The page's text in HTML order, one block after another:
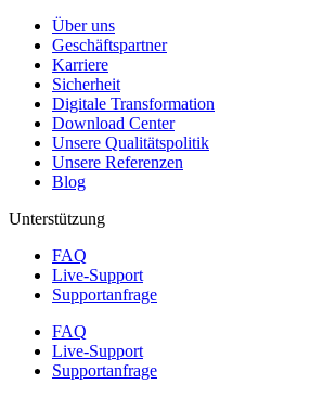
Über uns
Geschäftspartner
Karriere
Sicherheit
Digitale Transformation
Download Center
Unsere Qualitätspolitik
Unsere Referenzen
Blog
Unterstützung
FAQ
Live-Support
Supportanfrage
FAQ
Live-Support
Supportanfrage